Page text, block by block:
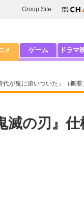
Group Site
メ ゲーム ドラマ
が鬼に追いついた」（概要
滅の刃』